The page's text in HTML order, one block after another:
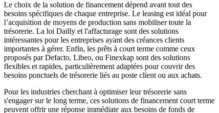
Le choix de la solution de financement dépend avant tout des
besoins spécifiques de chaque entreprise. Le leasing est idéal pour
l’acquisition de moyens de production sans mobiliser toute la
trésorerie. La loi Dailly et l'affacturage sont des solutions
intéressantes pour les entreprises ayant des créances clients
importantes à gérer. Enfin, les prêts à court terme comme ceux
proposés par Defacto, Libeo, ou Finexkap sont des solutions
flexibles et rapides, particulièrement adaptées pour couvrir des
besoins ponctuels de trésorerie liés au poste client ou aux achats.
Pour les industries cherchant à optimiser leur trésorerie sans
s'engager sur le long terme, ces solutions de financement court terme
peuvent offrir une réponse immédiate aux besoins de fonds de